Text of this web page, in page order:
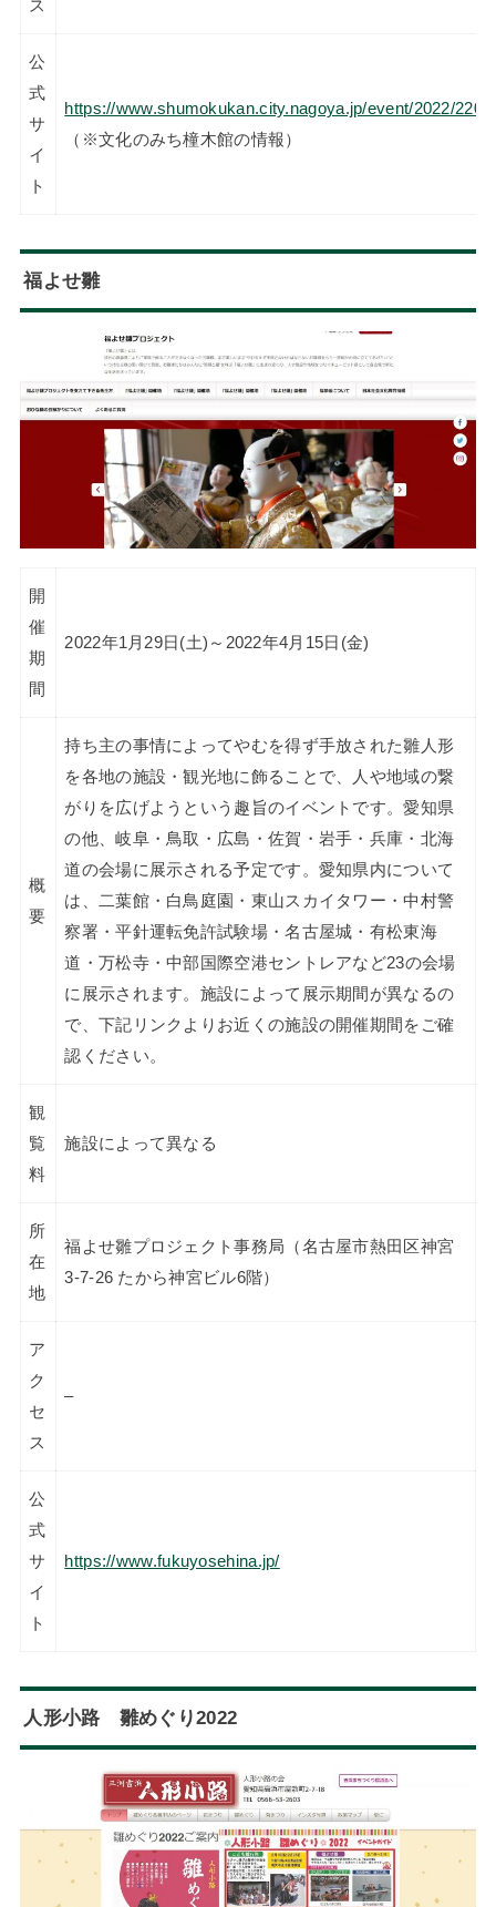
ス
公
式
サ
イ
ト
https://www.shumokukan.city.nagoya.jp/event/2022/
（※文化のみち橦木館の情報）
福よせ雛
開
催
期
間
2022年1月29日(土)～2022年4月15日(金)
概
要
持ち主の事情によってやむを得ず手放された雛人形
を各地の施設・観光地に飾ることで、人や地域の繋
がりを広げようという趣旨のイベントです。愛知県
の他、岐阜・鳥取・広島・佐賀・岩手・兵庫・北海
道の会場に展示される予定です。愛知県内について
は、二葉館・白鳥庭園・東山スカイタワー・中村警
察署・平針運転免許試験場・名古屋城・有松東海
道・万松寺・中部国際空港セントレアなど23の会場
に展示されます。施設によって展示期間が異なるの
で、下記リンクよりお近くの施設の開催期間をご確
認ください。
観
覧
料
施設によって異なる
所
在
地
福よせ雛プロジェクト事務局（名古屋市熱田区神宮
3-7-26 たから神宮ビル6階）
ア
ク
セ
ス
–
公
式
サ
イ
ト
https://www.fukuyosehina.jp/
人形小路 雛めぐり2022